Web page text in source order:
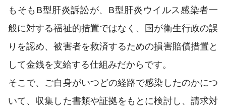
もそもB型肝炎訴訟が、B型肝炎ウイルス感染者一
般に対する福祉的措置ではなく、国が衛生行政の誤
りを認め、被害者を救済するための損害賠償措置と
して金銭を支給する仕組みだからです。
そこで、ご自身がいつどの経路で感染したのかにつ
いて、収集した書類や証拠をもとに検討し、請求対